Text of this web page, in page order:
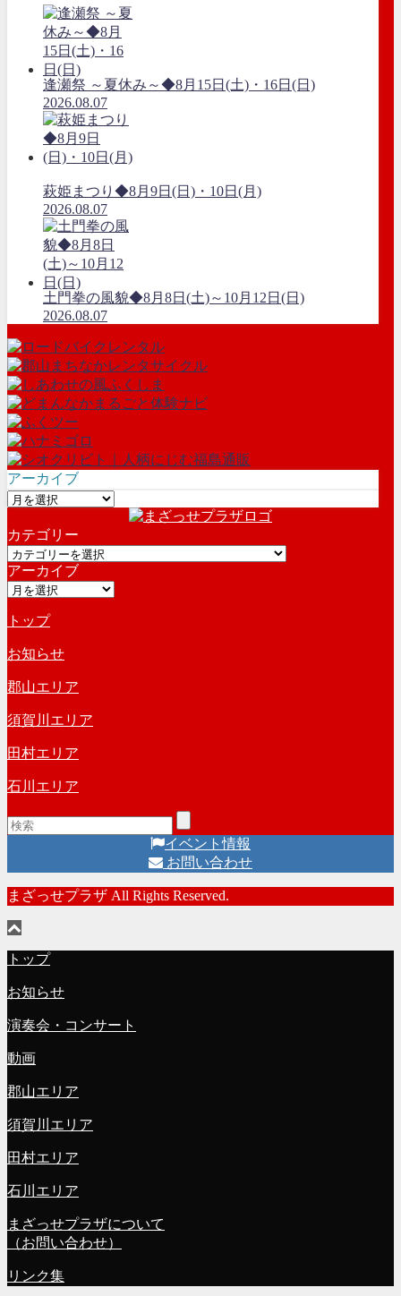
逢瀬祭 ～夏休み～◆8月15日(土)・16日(日)
2026.08.07
萩姫まつり◆8月9日(日)・10日(月)
2026.08.07
土門拳の風貌◆8月8日(土)～10月12日(日)
2026.08.07
アーカイブ
ア
カ
イ
ブ
カテゴリー
カ
テ
ゴ
ー
アーカイブ
ア
カ
イ
ブ
トップ
お知らせ
郡山エリア
須賀川エリア
田村エリア
石川エリア
イベント情報
お問い合わせ
まざっせプラザ All Rights Reserved.
トップ
お知らせ
演奏会・コンサート
動画
郡山エリア
須賀川エリア
田村エリア
石川エリア
まざっせプラザについて
（お問い合わせ）
リンク集